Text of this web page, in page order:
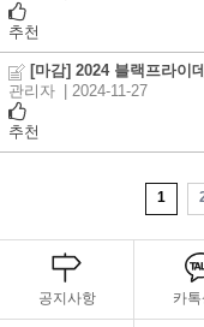
추천
[마감] 2024 블랙프라이
관리자
| 2024-11-27
추천
1
공지사항 카